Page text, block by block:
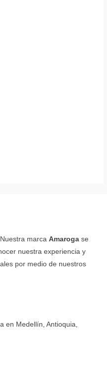
Nuestra marca Amaroga se
nuestra experiencia y
por medio de nuestros
en Medellín, Antioquia,